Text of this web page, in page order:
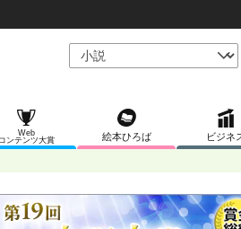
Web
コンテンツ大賞
絵本ひろば ビジネ